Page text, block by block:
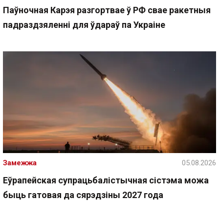
Паўночная Карэя разгортвае ў РФ свае ракетныя
падраздзяленні для ўдараў па Украіне
Еўрапейская супрацьбалістычная сістэма можа
быць гатовая да сярэдзіны 2027 года
Замежжа 05.08.2026